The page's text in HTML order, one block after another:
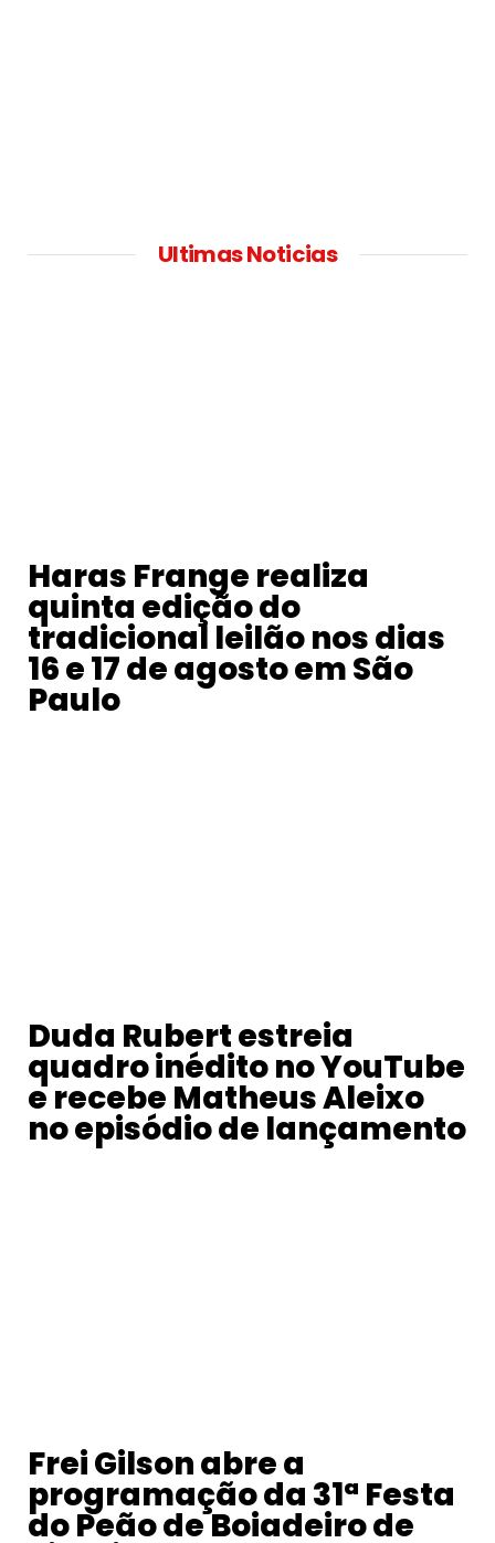
Ultimas Noticias
Haras Frange realiza
quinta edição do
tradicional leilão nos dias
16 e 17 de agosto em São
Paulo
Duda Rubert estreia
quadro inédito no YouTube
e recebe Matheus Aleixo
no episódio de lançamento
Frei Gilson abre a
programação da 31ª Festa
do Peão de Boiadeiro de